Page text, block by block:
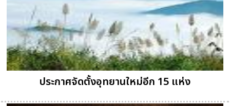
ประกาศจัดตั้งอุทยานใหม่อีก 15 แห่ง